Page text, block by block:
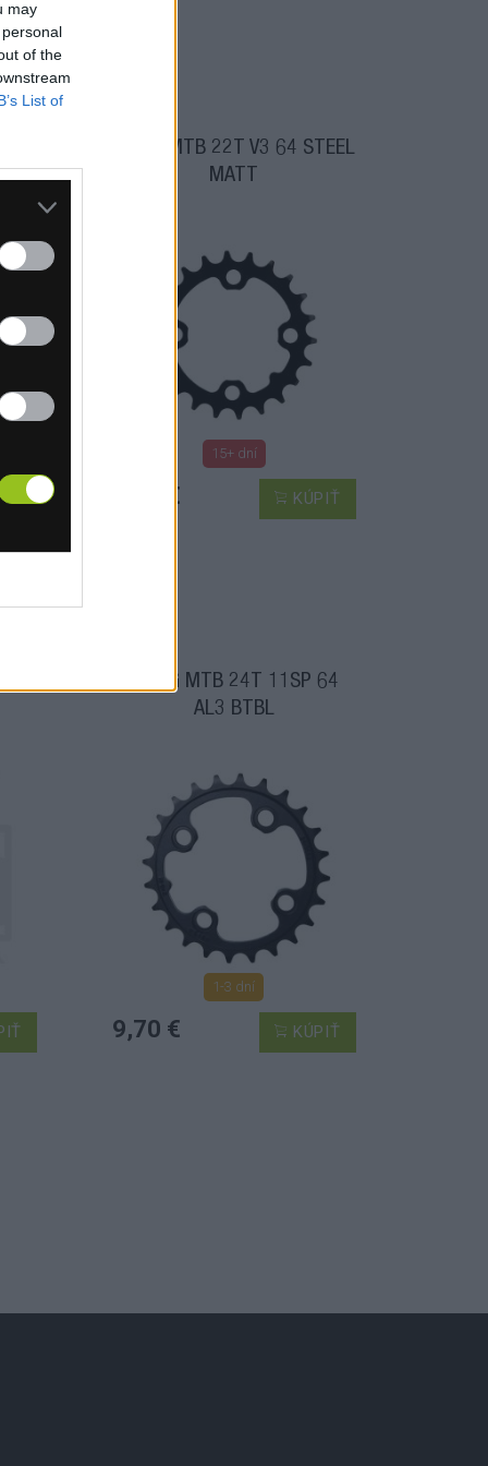
may
of the
List of
CRING MTB 22T V3 64 STEEL
MATT
15+ dní
5,80 € KÚPIŤ
CRING MTB 24T 11SP 64
AL3 BTBL
1-3 dní
9,70 € KÚPIŤ